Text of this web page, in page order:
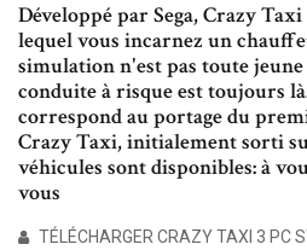
Développé par Sega, Crazy
lequel vous incarnez un
simulation n'est pas toute
conduite à risque est toujours
correspond au portage du
Crazy Taxi, initialement sorti
véhicules sont disponibles: à
vous
TÉLÉCHARGER CRAZY TAXI 3 PC